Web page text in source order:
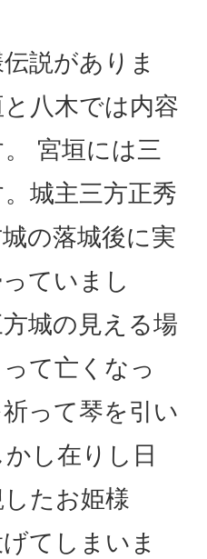
説がありま
八木では内容
宮垣には三
城主三方正秀
の落城後に実
ていまし
城の見える場
て亡くなっ
って琴を引い
し在りし日
たお姫様
てしまいま